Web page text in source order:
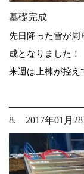
基礎完成
先日降った雪が
成となりました！
来週は上棟が控え
8. 2017年01月28